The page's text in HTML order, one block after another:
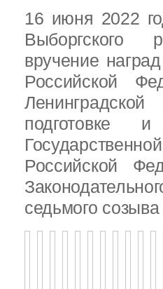
16 июня 2022
Выборгского
вручение
Российской
подготовке
Российской
седьмого созыва